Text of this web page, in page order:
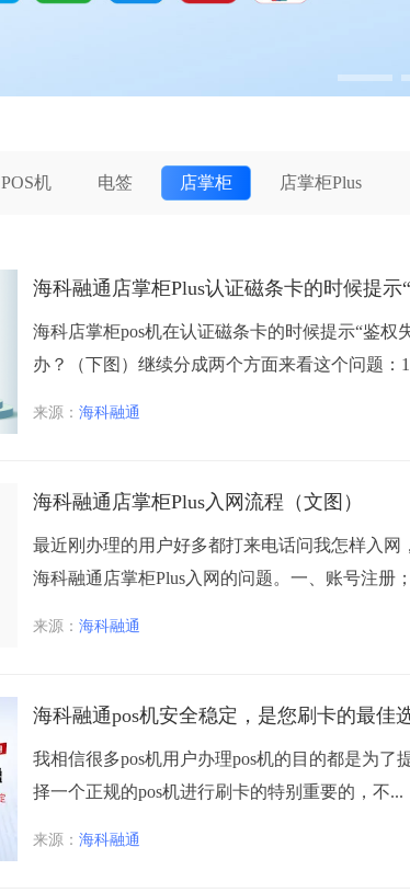
POS机 电签 店掌柜 店掌柜Plus
海科融通店掌柜Plus认证磁条卡的时候提示
海科店掌柜pos机在认证磁条卡的时候提示“鉴权
办？（下图）继续分成两个方面来看这个问题：
来源：海科融通
海科融通店掌柜Plus入网流程（文图）
最近刚办理的用户好多都打来电话问我怎样入网
海科融通店掌柜Plus入网的问题。一、账号注册
来源：海科融通
海科融通pos机安全稳定，是您刷卡的最佳
我相信很多pos机用户办理pos机的目的都是为了
择一个正规的pos机进行刷卡的特别重要的，不...
来源：海科融通